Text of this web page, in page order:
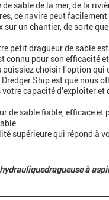
sable de la mer, de la
ce navire peut
un chantier, de sorte
petit dragueur de sable
connu pour son efficacité
puissiez choisir l'option qui
Ship est que nous
capacité d'exploiter et
de sable fiable, efficace et
supérieure qui répond à
hydrauliquedragueuse à